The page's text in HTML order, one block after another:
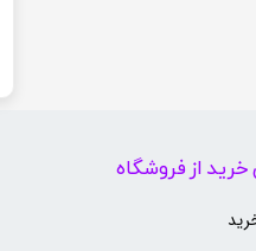
خرید از فروشگاه